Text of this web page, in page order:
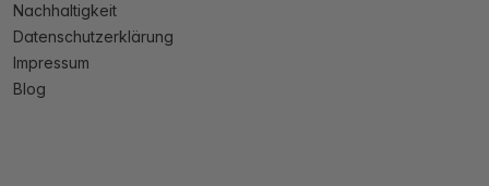
Nachhaltigkeit
Datenschutzerklärung
Impressum
Blog